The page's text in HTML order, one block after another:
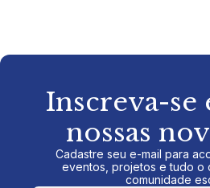
Inscreva-se
nossas
Cadastre seu e-mail para
eventos, projetos e tudo o
comunidade